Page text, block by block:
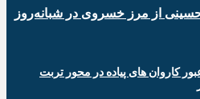
اربعین حسینی از مرز خسروی در شبانه‌روز